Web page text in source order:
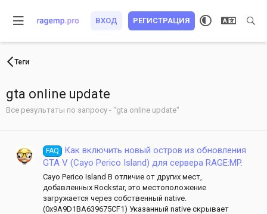
ВХОД РЕГИСТРАЦИЯ
Теги
gta online update
Все результаты по запросу - "gta online update"
FAQ
Как включить новый остров из обновления
GTA V (Cayo Perico Island) для сервера RAGE:MP.
Cayo Perico Island В отличие от других мест,
добавленных Rockstar, это местоположение
загружается через собственный native.
(0x9A9D1BA639675CF1) Указанный native скрывает